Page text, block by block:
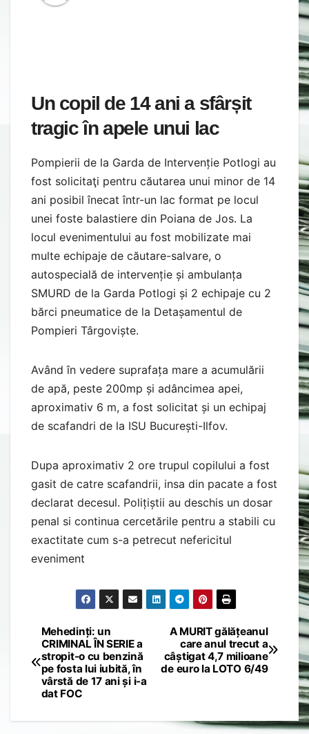
Un copil de 14 ani a sfârșit
tragic în apele unui lac
Pompierii de la Garda de Intervenție Potlogi au
fost solicitaţi pentru căutarea unui minor de 14
ani posibil înecat într-un lac format pe locul
unei foste balastiere din Poiana de Jos. La
locul evenimentului au fost mobilizate mai
multe echipaje de căutare-salvare, o
autospecială de intervenție și ambulanța
SMURD de la Garda Potlogi și 2 echipaje cu 2
bărci pneumatice de la Detașamentul de
Pompieri Târgoviște.
Având în vedere suprafața mare a acumulării
de apă, peste 200mp și adâncimea apei,
aproximativ 6 m, a fost solicitat și un echipaj
de scafandri de la ISU București-Ilfov.
Dupa aproximativ 2 ore trupul copilului a fost
gasit de catre scafandrii, insa din pacate a fost
declarat decesul. Polițiștii au deschis un dosar
penal si continua cercetările pentru a stabili cu
exactitate cum s-a petrecut nefericitul
eveniment
Post
navigation
A MURIT gălățeanul
care anul trecut a
câștigat 4,7 milioane
de euro la LOTO 6/49
Mehedinți: un
CRIMINAL ÎN SERIE a
stropit-o cu benzină
pe fosta lui iubită, în
vârstă de 17 ani și i-a
dat FOC